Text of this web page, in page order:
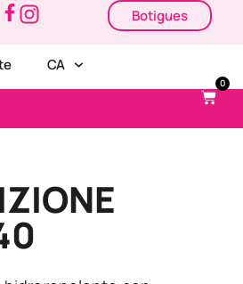
Botigues
CA
0